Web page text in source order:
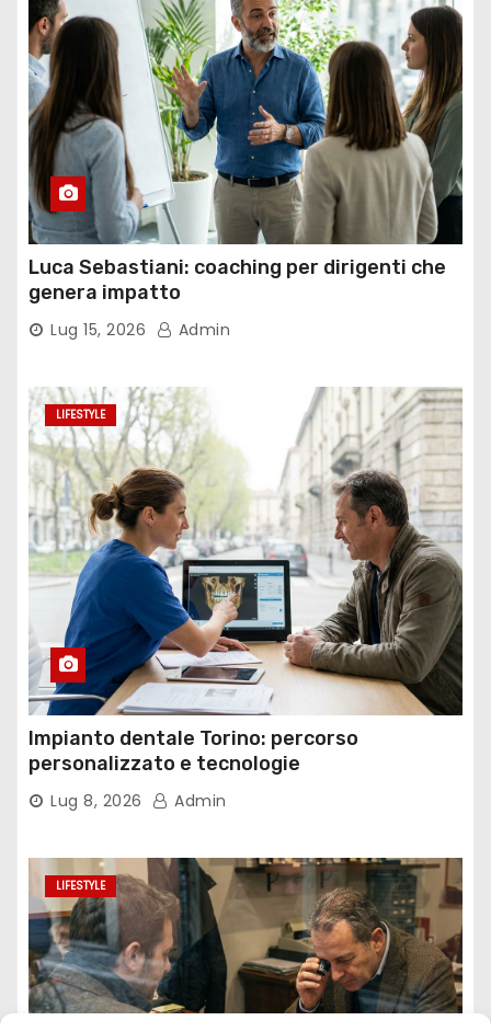
Luca Sebastiani: coaching per dirigenti che
genera impatto
Lug 15, 2026 Admin
LIFESTYLE
Impianto dentale Torino: percorso
personalizzato e tecnologie
Lug 8, 2026 Admin
LIFESTYLE